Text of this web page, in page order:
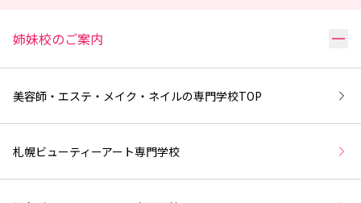
姉妹校のご案内 リ
美容師・エステ・メイク・ネイルの専門学校TOP
札幌ビューティーアート専門学校